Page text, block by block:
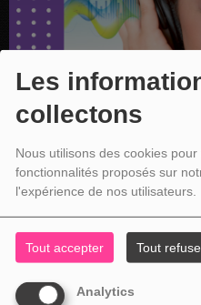
Les
collectons
Nous utilisons des cookies
fonctionnalités proposés sur
l'expérience de nos utilisateurs.
Tout accepter Tout
Analytics